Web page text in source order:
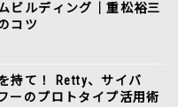
ビルディング｜重松裕三
コツ
持て！ Retty、サイバ
ーのプロトタイプ活用術